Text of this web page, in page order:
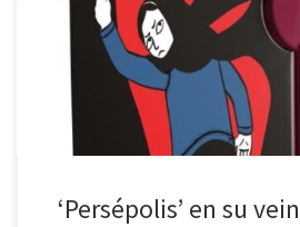
Para ello, le han buscado un nuevo
contiene los cuatro tomos en tapa
posee un color: rojo, verde, amarillo y
‘Persépolis’ en su